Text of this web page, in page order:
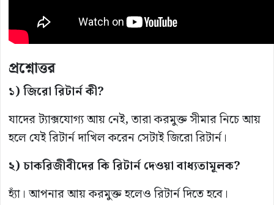
প্রশ্নোত্তর
১) জিরো রিটার্ন কী?
যাদের ট্যাক্সযোগ্য আয় নেই, তারা করমুক্ত সীমার নিচে আয়
হলে যেই রিটার্ন দাখিল করেন সেটাই জিরো রিটার্ন।
২) চাকরিজীবীদের কি রিটার্ন দেওয়া বাধ্যতামূলক?
হ্যাঁ। আপনার আয় করমুক্ত হলেও রিটার্ন দিতে হবে।